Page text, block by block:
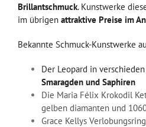
Brillantschmuck. Kunstwerke
im übrigen attraktive Preise im
Bekannte Schmuck-Kunstwerke
Der Leopard in
Smaragden und Saphiren
Die Maria Félix Krokodil
gelben diamanten und
Grace Kellys